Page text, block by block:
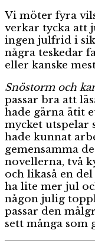
Vi möter fyra
verkar tycka att
ingen julfrid i
några teskedar
eller kanske
Snöstorm och
passar bra att
hade gärna ätit
mycket utspelar
hade kunnat
gemensamma
novellerna, två
och likaså en
ha lite mer jul
någon julig
passar den
sett många som